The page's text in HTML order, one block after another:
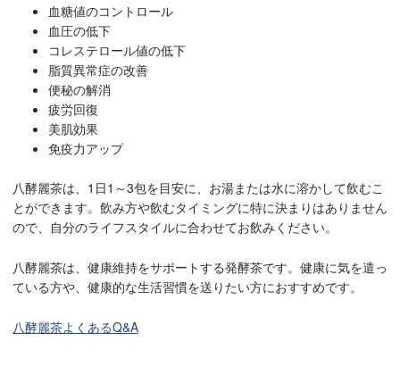
血糖値のコントロール
血圧の低下
コレステロール値の低下
脂質異常症の改善
便秘の解消
疲労回復
美肌効果
免疫力アップ
八酵麗茶は、1日1～3包を目安に、お湯または水に溶かして飲むこ
とができます。飲み方や飲むタイミングに特に決まりはありません
ので、自分のライフスタイルに合わせてお飲みください。
八酵麗茶は、健康維持をサポートする発酵茶です。健康に気を遣っ
ている方や、健康的な生活習慣を送りたい方におすすめです。
八酵麗茶よくあるQ&A